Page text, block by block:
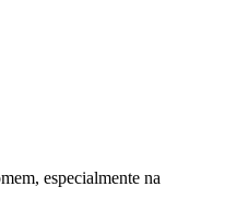
especialmente na